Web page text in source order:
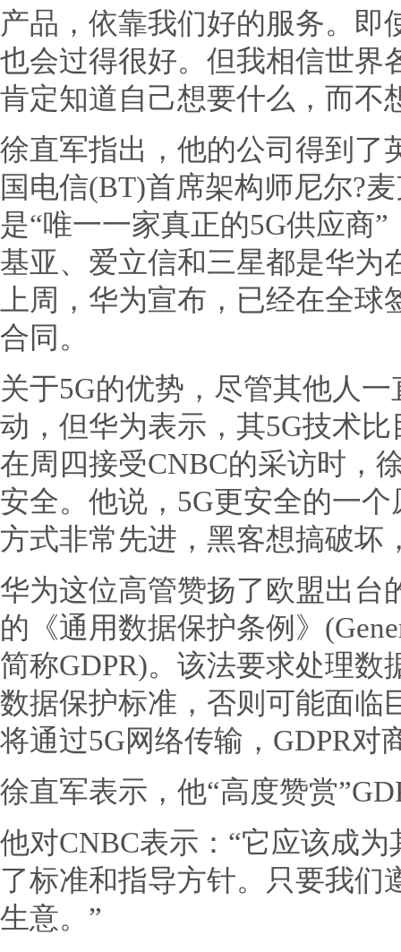
产品，依靠我们好的服务。即
也会过得很好。但我相信世界
肯定知道自己想要什么，而不
徐直军指出，他的公司得到了
国电信(BT)首席架构师尼尔?
是“唯一一家真正的5G供应商
基亚、爱立信和三星都是华为
上周，华为宣布，已经在全
合同。
关于5G的优势，尽管其他人
动，但华为表示，其5G技术
在周四接受CNBC的采访时，
安全。他说，5G更安全的一
方式非常先进，黑客想搞破坏
华为这位高管赞扬了欧盟出台
的《通用数据保护条例》
简称GDPR)。该法要求处理
数据保护标准，否则可能面临
将通过5G网络传输，GDPR对
徐直军表示，他“高度赞赏
他对CNBC表示：“它应该成
了标准和指导方针。只要我们
生意。”